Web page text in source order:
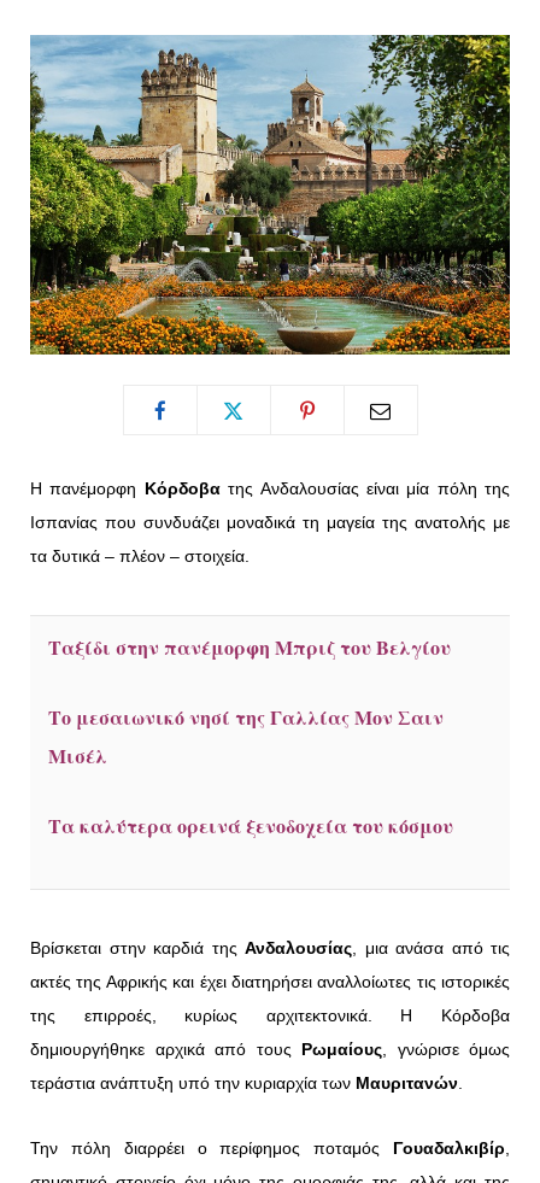
o
k
t
e
r
)
r
a
m
e
s
t
Η πανέμορφη Κόρδοβατης Ανδαλουσίας είναι μία πόλη της
Ισπανίας που συνδυάζει μοναδικά τη μαγεία της ανατολής με
τα δυτικά – πλέον – στοιχεία.
Ταξίδι στην πανέμορφη Μπριζ του Βελγίου
Το μεσαιωνικό νησί της Γαλλίας Μον Σαιν
Μισέλ
Τα καλύτερα ορεινά ξενοδοχεία του κόσμου
Βρίσκεται στην καρδιά της Ανδαλουσίας, μια ανάσα από τις
ακτές της Αφρικής και έχει διατηρήσει αναλλοίωτες τις ιστορικές
της επιρροές, κυρίως αρχιτεκτονικά. Η Κόρδοβα
δημιουργήθηκε αρχικά από τους Ρωμαίους, γνώρισε όμως
τεράστια ανάπτυξη υπό την κυριαρχία των Μαυριτανών.
Την πόλη διαρρέει ο περίφημος ποταμός Γουαδαλκιβίρ,